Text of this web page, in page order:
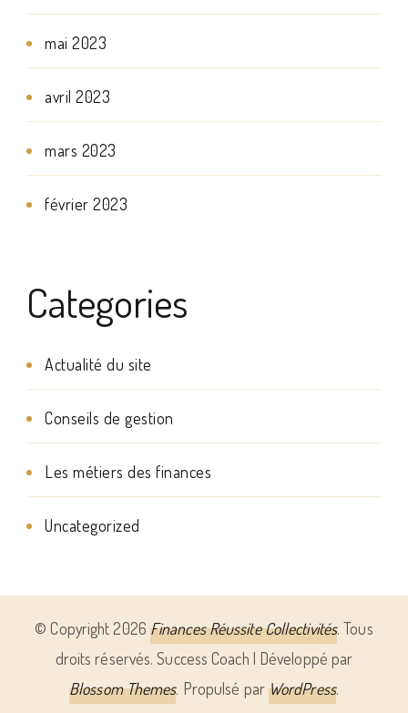
mai 2023
avril 2023
mars 2023
février 2023
Categories
Actualité du site
Conseils de gestion
Les métiers des finances
Uncategorized
© Copyright 2026 Finances Réussite Collectivités. Tous
droits réservés.Success Coach | Développé par
Blossom Themes. Propulsé parWordPress.